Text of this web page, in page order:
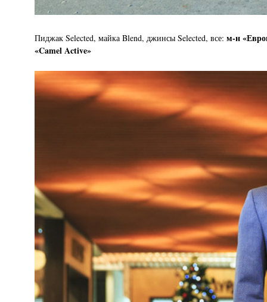
Пиджак Selected, майка Blend, джинсы Selected, все: м-н
«Camel Active»